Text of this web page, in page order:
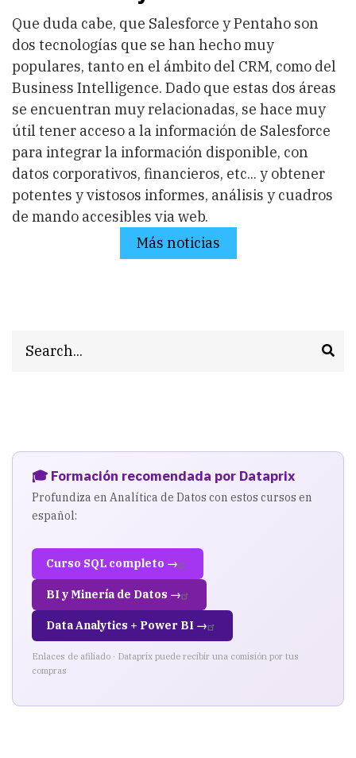
Que duda cabe, que Salesforce y Pentaho son
dos tecnologías que se han hecho muy
populares, tanto en el ámbito del CRM, como del
Business Intelligence. Dado que estas dos áreas
se encuentran muy relacionadas, se hace muy
útil tener acceso a la información de Salesforce
para integrar la información disponible, con
datos corporativos, financieros, etc... y obtener
potentes y vistosos informes, análisis y cuadros
de mando accesibles via web.
Más noticias
🎓 Formación recomendada por Dataprix
Profundiza en Analítica de Datos con estos cursos en
español:
Curso SQL completo →
BI y Minería de Datos →
Data Analytics + Power BI →
Enlaces de afiliado · Dataprix puede recibir una comisión por tus
compras